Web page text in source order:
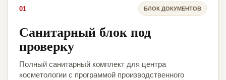
01 БЛОК ДОКУМЕНТОВ
Санитарный блок под
проверку
Полный санитарный комплект для центра
косметологии с программой производственного